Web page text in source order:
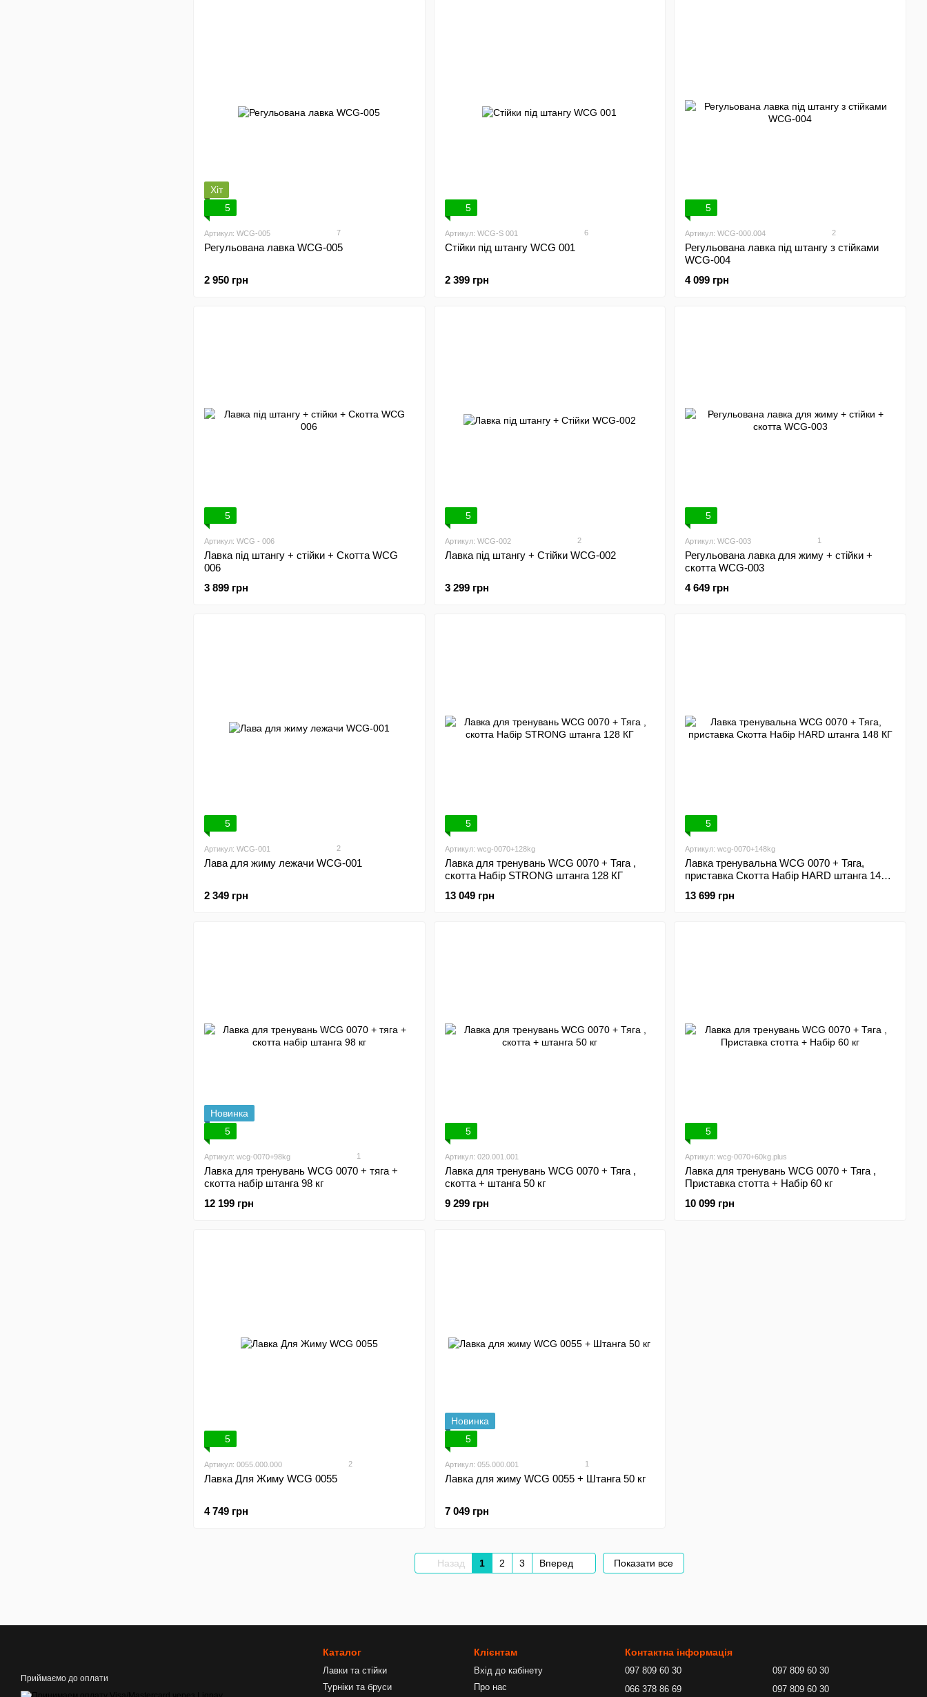
Хіт
5
Артикул: WCG-005 7
Регульована лавка WCG-005
2 950 грн
5
Артикул: WCG-S 001 6
Стійки під штангу WCG 001
2 399 грн
5
Артикул: WCG-000.004 2
Регульована лавка під штангу з стійками
WCG-004
4 099 грн
5
Артикул: WCG - 006
Лавка під штангу + стійки + Скотта WCG
006
3 899 грн
5
Артикул: WCG-002 2
Лавка під штангу + Стійки WCG-002
3 299 грн
5
Артикул: WCG-003 1
Регульована лавка для жиму + стійки +
скотта WCG-003
4 649 грн
5
Артикул: WCG-001 2
Лава для жиму лежачи WCG-001
2 349 грн
5
Артикул: wcg-0070+128kg
Лавка для тренувань WCG 0070 + Тяга ,
скотта Набір STRONG штанга 128 КГ
13 049 грн
5
Артикул: wcg-0070+148kg
Лавка тренувальна WCG 0070 + Тяга,
приставка Скотта Набір HARD штанга 148
13 699 грн
Новинка
5
Артикул: wcg-0070+98kg 1
Лавка для тренувань WCG 0070 + тяга +
скотта набір штанга 98 кг
12 199 грн
5
Артикул: 020.001.001
Лавка для тренувань WCG 0070 + Тяга ,
скотта + штанга 50 кг
9 299 грн
5
Артикул: wcg-0070+60kg.plus
Лавка для тренувань WCG 0070 + Тяга ,
Приставка стотта + Набір 60 кг
10 099 грн
5
Артикул: 0055.000.000 2
Лавка Для Жиму WCG 0055
4 749 грн
Новинка
5
Артикул: 055.000.001 1
Лавка для жиму WCG 0055 + Штанга 50 кг
7 049 грн
Назад 1 2 3 Вперед Показати все
Приймаємо до оплати
Каталог
Лавки та стійки
Турніки та бруси
Клієнтам
Вхід до кабінету
Про нас
Контактна інформація
097 809 60 30
066 378 86 69
097 809 60 30
097 809 60 30